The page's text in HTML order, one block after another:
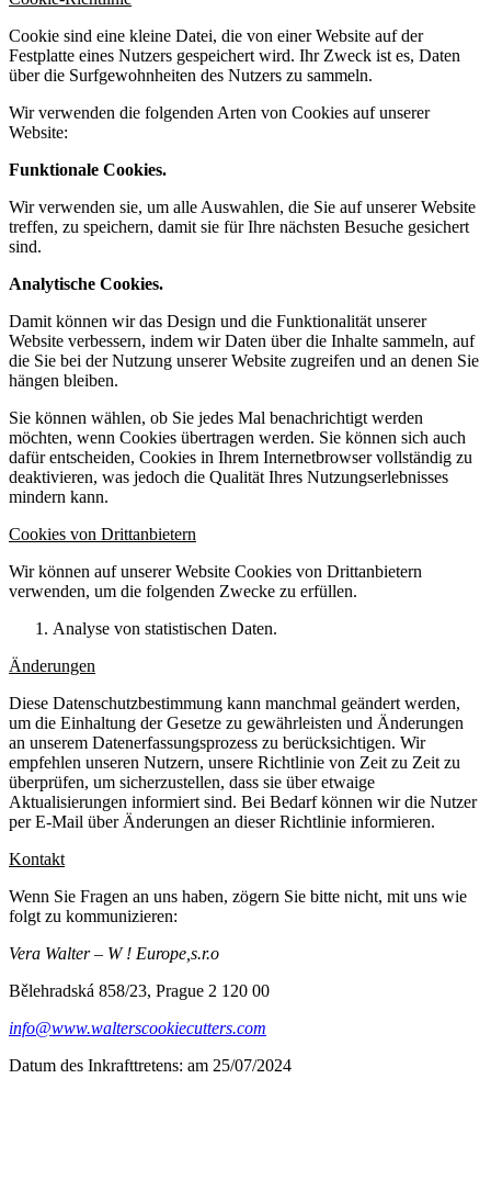
Cookie sind eine kleine Datei, die von einer Website auf der
Festplatte eines Nutzers gespeichert wird. Ihr Zweck ist es, Daten
über die Surfgewohnheiten des Nutzers zu sammeln.
Wir verwenden die folgenden Arten von Cookies auf unserer
Website:
Funktionale Cookies.
Wir verwenden sie, um alle Auswahlen, die Sie auf unserer Website
treffen, zu speichern, damit sie für Ihre nächsten Besuche gesichert
sind.
Analytische Cookies.
Damit können wir das Design und die Funktionalität unserer
Website verbessern, indem wir Daten über die Inhalte sammeln, auf
die Sie bei der Nutzung unserer Website zugreifen und an denen Sie
hängen bleiben.
Sie können wählen, ob Sie jedes Mal benachrichtigt werden
möchten, wenn Cookies übertragen werden. Sie können sich auch
dafür entscheiden, Cookies in Ihrem Internetbrowser vollständig zu
deaktivieren, was jedoch die Qualität Ihres Nutzungserlebnisses
mindern kann.
Cookies von Drittanbietern
Wir können auf unserer Website Cookies von Drittanbietern
verwenden, um die folgenden Zwecke zu erfüllen.
Analyse von statistischen Daten.
Änderungen
Diese Datenschutzbestimmung kann manchmal geändert werden,
um die Einhaltung der Gesetze zu gewährleisten und Änderungen
an unserem Datenerfassungsprozess zu berücksichtigen. Wir
empfehlen unseren Nutzern, unsere Richtlinie von Zeit zu Zeit zu
überprüfen, um sicherzustellen, dass sie über etwaige
Aktualisierungen informiert sind. Bei Bedarf können wir die Nutzer
per E-Mail über Änderungen an dieser Richtlinie informieren.
Kontakt
Wenn Sie Fragen an uns haben, zögern Sie bitte nicht, mit uns wie
folgt zu kommunizieren:
Vera Walter – W ! Europe,s.r.o
Bělehradská 858/23, Prague 2 120 00
info@www.walterscookiecutters.com
Datum des Inkrafttretens: am 25/07/2024